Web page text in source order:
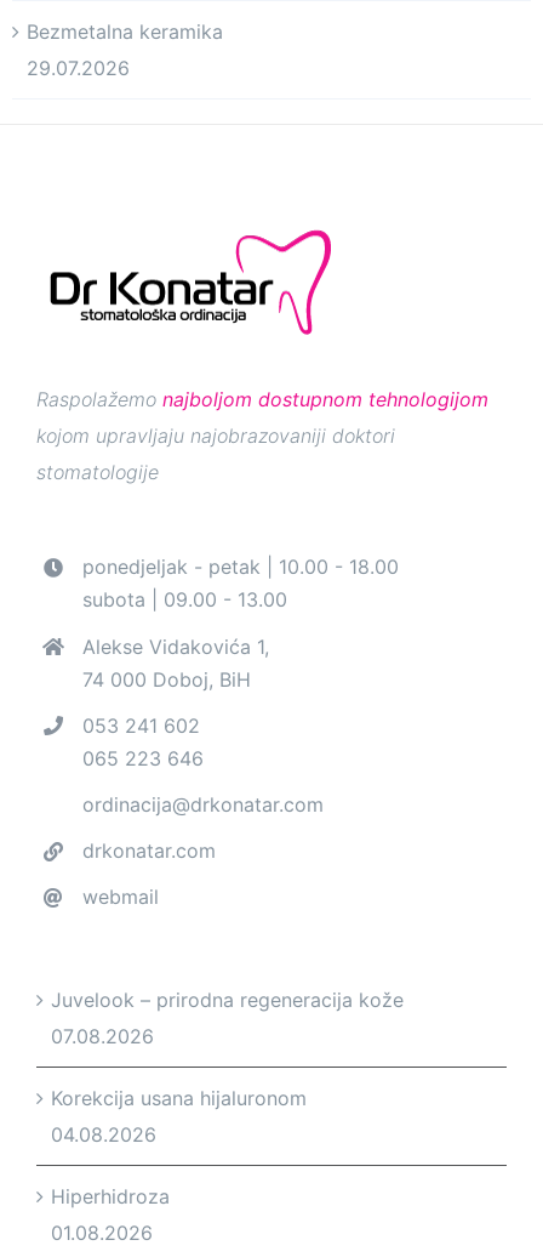
Bezmetalna keramika
29.07.2026
Raspolažemo najboljom dostupnom tehnologijom
kojom upravljaju najobrazovaniji doktori
stomatologije
ponedjeljak - petak | 10.00 - 18.00
subota | 09.00 - 13.00
Alekse Vidakovića 1,
74 000 Doboj, BiH
053 241 602
065 223 646
ordinacija@drkonatar.com
drkonatar.com
webmail
Juvelook – prirodna regeneracija kože
07.08.2026
Korekcija usana hijaluronom
04.08.2026
Hiperhidroza
01.08.2026